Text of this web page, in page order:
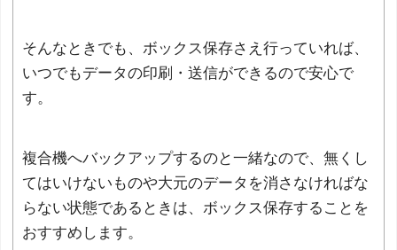
そんなときでも、ボックス保存さえ行っていれば、
いつでもデータの印刷・送信ができるので安心で
す。
複合機へバックアップするのと一緒なので、無くし
てはいけないものや大元のデータを消さなければな
らない状態であるときは、ボックス保存することを
おすすめします。